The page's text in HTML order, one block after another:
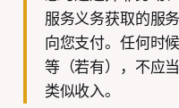
服务义务获取的服
向您支付。任何时
等（若有），不应
类似收入。